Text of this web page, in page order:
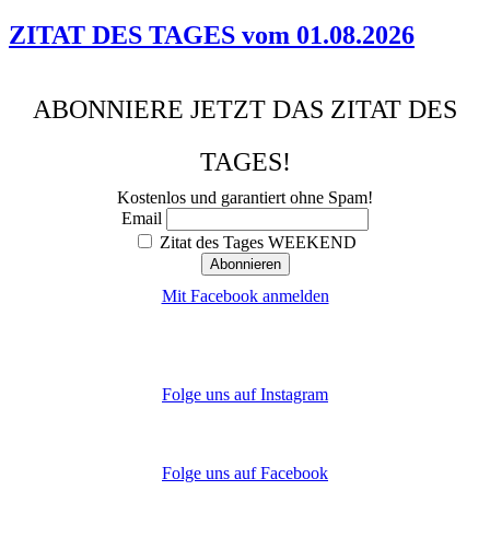
ZITAT DES TAGES vom 01.08.2026
ABONNIERE JETZT DAS ZITAT DES
TAGES!
Kostenlos und garantiert ohne Spam!
Email
Zitat des Tages WEEKEND
Mit Facebook anmelden
Folge uns auf Instagram
Folge uns auf Facebook